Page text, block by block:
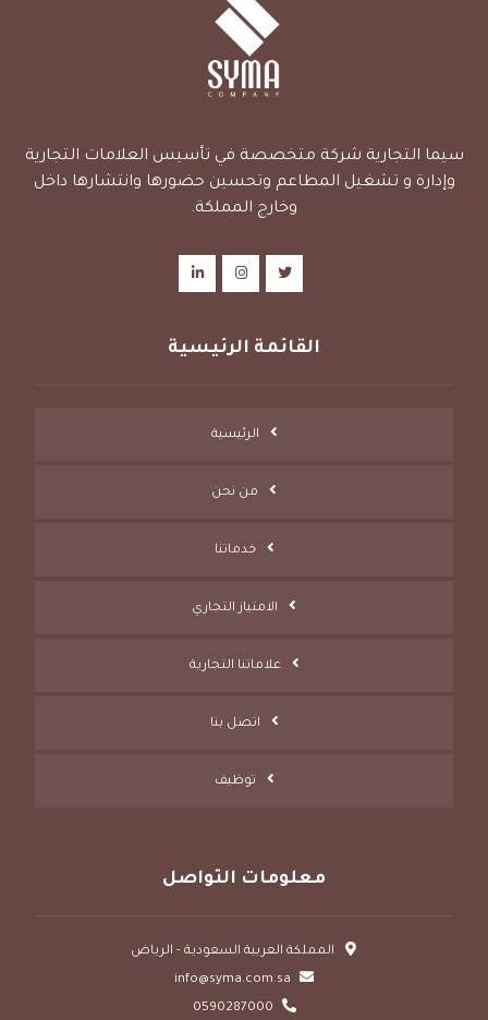
سيما التجارية شركة متخصصة في تأسيس العلامات التجارية
وإدارة و تشغيل المطاعم وتحسين حضورها وانتشارها داخل
وخارج المملكة.
القائمة الرئيسية
الرئيسية
من نحن
خدماتنا
الامتياز التجاري
علاماتنا التجارية
اتصل بنا
توظيف
معلومات التواصل
المملكة العربية السعودية - الرياض
info@syma.com.sa
0590287000